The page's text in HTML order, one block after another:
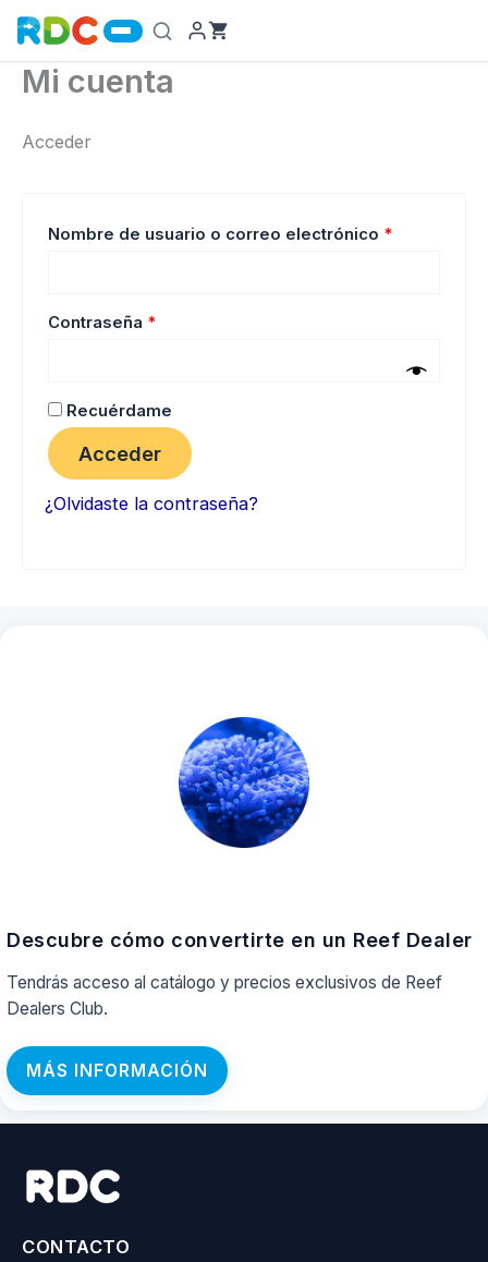
contenido
Mi cuenta
Acceder
Nombre de usuario o correo electrónico *
Contraseña *
Recuérdame
Acceder
¿Olvidaste la contraseña?
Descubre cómo convertirte en un Reef Dealer
Tendrás acceso al catálogo y precios exclusivos de Reef
Dealers Club.
MÁS INFORMACIÓN
CONTACTO